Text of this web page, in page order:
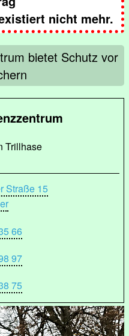
nicht mehr.
bietet Schutz vor
Trillhase
Straße 15
66
97
75